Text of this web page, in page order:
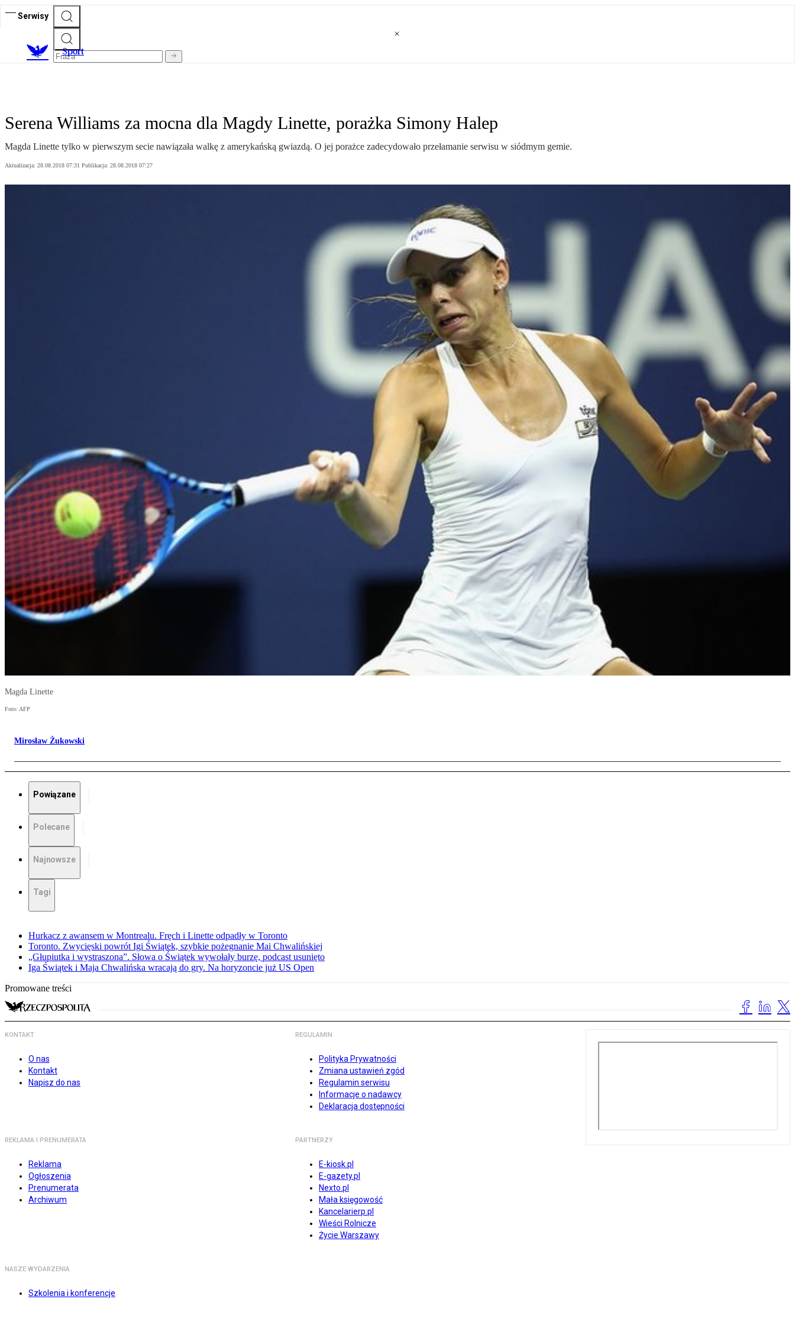
Serwisy
Sport
Serena Williams za mocna dla Magdy Linette, porażka Simony Halep
Magda Linette tylko w pierwszym secie nawiązała walkę z amerykańską gwiazdą. O jej porażce zadecydowało przełamanie serwisu w siódmym gemie.
Aktualizacja: 28.08.2018 07:31 Publikacja: 28.08.2018 07:27
Magda Linette
Foto: AFP
Mirosław Żukowski
Powiązane
Polecane
Najnowsze
Tagi
Hurkacz z awansem w Montrealu. Fręch i Linette odpadły w Toronto
Toronto. Zwycięski powrót Igi Świątek, szybkie pożegnanie Mai Chwalińskiej
„Głupiutka i wystraszona”. Słowa o Świątek wywołały burzę, podcast usunięto
Iga Świątek i Maja Chwalińska wracają do gry. Na horyzoncie już US Open
Promowane treści
KONTAKT
O nas
Kontakt
Napisz do nas
REGULAMIN
Polityka Prywatności
Zmiana ustawień zgód
Regulamin serwisu
Informacje o nadawcy
Deklaracja dostępności
REKLAMA I PRENUMERATA
Reklama
Ogłoszenia
Prenumerata
Archiwum
PARTNERZY
E-kiosk.pl
E-gazety.pl
Nexto.pl
Mała księgowość
Kancelarierp.pl
Wieści Rolnicze
Życie Warszawy
NASZE WYDARZENIA
Szkolenia i konferencje